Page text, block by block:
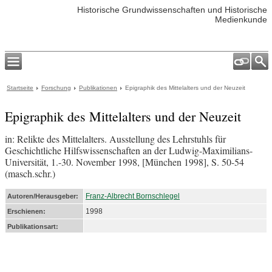
Historische Grundwissenschaften und Historische
Medienkunde
Startseite Forschung Publikationen Epigraphik des Mittelalters und der Neuzeit
Epigraphik des Mittelalters und der Neuzeit
in: Relikte des Mittelalters. Ausstellung des Lehrstuhls für
Geschichtliche Hilfswissenschaften an der Ludwig-Maximilians-
Universität, 1.-30. November 1998, [München 1998], S. 50-54
(masch.schr.)
Autoren/Herausgeber: Franz-Albrecht Bornschlegel
Erschienen: 1998
Publikationsart: